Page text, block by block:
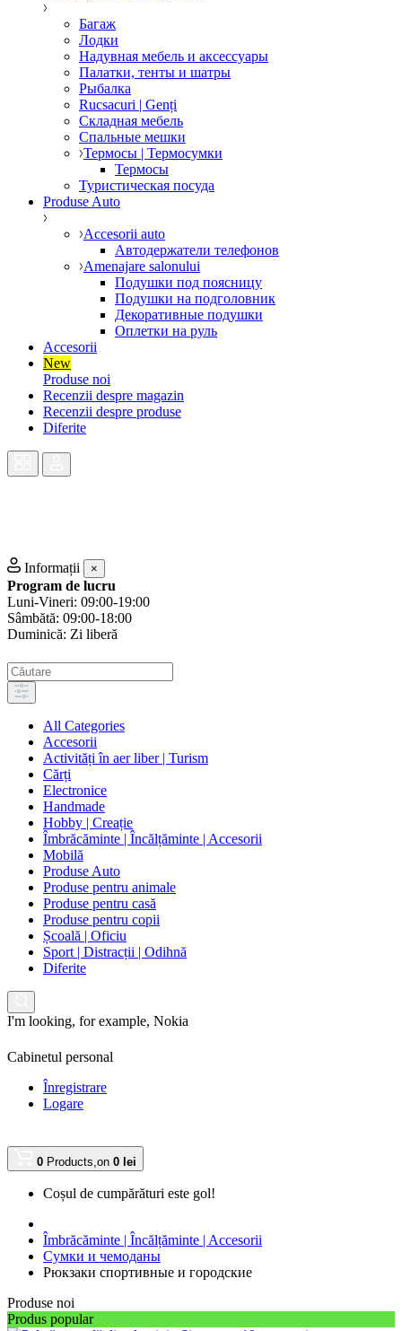
Багаж
Лодки
Надувная мебель и аксессуары
Палатки, тенты и шатры
Рыбалка
Rucsacuri | Genți
Складная мебель
Спальные мешки
Термосы | Термосумки
Термосы
Туристическая посуда
Produse Auto
Accesorii auto
Автодержатели телефонов
Amenajare salonului
Подушки под поясницу
Подушки на подголовник
Декоративные подушки
Оплетки на руль
Accesorii
New
Produse noi
Recenzii despre magazin
Recenzii despre produse
Diferite
Informații ×
Program de lucru
Luni-Vineri: 09:00-19:00
Sâmbătă: 09:00-18:00
Duminică: Zi liberă
All Categories
Accesorii
Activități în aer liber | Turism
Cărți
Electronice
Handmade
Hobby | Creație
Îmbrăcăminte | Încălțăminte | Accesorii
Mobilă
Produse Auto
Produse pentru animale
Produse pentru casă
Produse pentru copii
Școală | Oficiu
Sport | Distracții | Odihnă
Diferite
I'm looking, for example, Nokia
Cabinetul personal
Înregistrare
Logare
0 Products,on 0 lei
Coșul de cumpărături este gol!
Îmbrăcăminte | Încălțăminte | Accesorii
Сумки и чемоданы
Рюкзаки спортивные и городские
Produse noi
Produs popular